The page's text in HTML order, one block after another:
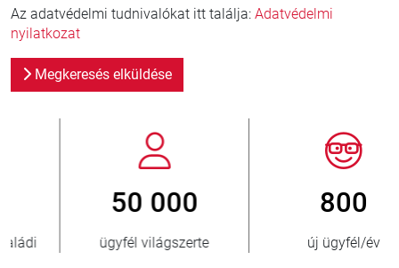
Az adatvédelmi tudnivalókat itt találja: Adatvédelmi
nyilatkozat
Megkeresés elküldése
800
új ügyfél/év
> 3 500 000
eladott egység